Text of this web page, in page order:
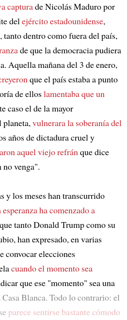
capturade Nicolás Maduro por
delejército estadounidense,
tanto dentro como fuera del país,
de que la democracia pudiera
Aquella mañana del 3 de enero,
que el país estaba a punto
de elloslamentaba que un
caso el de la mayor
planeta,vulnerara la soberanía del
años de dictadura cruel y
aquel viejo refránque dice
no venga".
y los meses han transcurrido
ha comenzado a
tanto Donald Trump como su
han expresado, en varias
convocar elecciones
cuando el momento sea
que ese "momento" sea una
Blanca. Todo lo contrario: el
parece sentirse bastante cómodo